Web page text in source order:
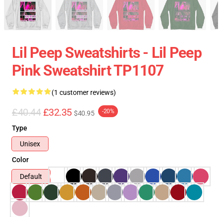
Lil Peep Sweatshirts - Lil Peep
Pink Sweatshirt TP1107
(1 customer reviews)
£40.44 £32.35 $40.95 -20%
Type
Unisex
Color
Default